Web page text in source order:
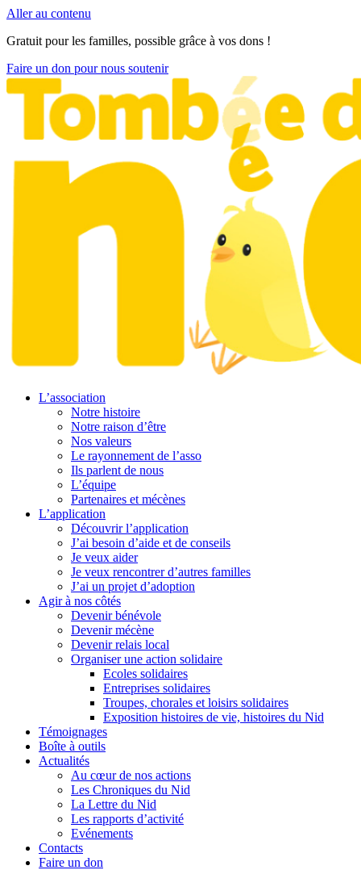
Aller au contenu
Gratuit pour les familles, possible grâce à vos dons !
Faire un don pour nous soutenir
L’association
Notre histoire
Notre raison d’être
Nos valeurs
Le rayonnement de l’asso
Ils parlent de nous
L’équipe
Partenaires et mécènes
L’application
Découvrir l’application
J’ai besoin d’aide et de conseils
Je veux aider
Je veux rencontrer d’autres familles
J’ai un projet d’adoption
Agir à nos côtés
Devenir bénévole
Devenir mécène
Devenir relais local
Organiser une action solidaire
Ecoles solidaires
Entreprises solidaires
Troupes, chorales et loisirs solidaires
Exposition histoires de vie, histoires du Nid
Témoignages
Boîte à outils
Actualités
Au cœur de nos actions
Les Chroniques du Nid
La Lettre du Nid
Les rapports d’activité
Evénements
Contacts
Faire un don